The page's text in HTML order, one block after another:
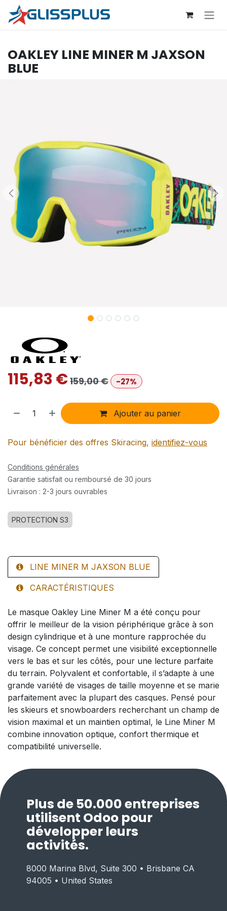
Se rendre au contenu
OAKLEY LINE MINER M JAXSON
BLUE
115,83€159,00€ -27%
Ajouter au panier
Pour bénéficier des offres Skiracing, identifiez-vous
Conditions générales
Garantie satisfait ou remboursé de 30 jours
Livraison : 2-3 jours ouvrables
PROTECTION S3
LINE MINER M JAXSON BLUE
CARACTÉRISTIQUES
Le masque Oakley Line Miner M a été conçu pour
offrir le meilleur de la vision périphérique grâce à son
design cylindrique et à une monture rapprochée du
visage. Ce concept permet une visibilité exceptionnelle
vers le bas et sur les côtés, pour une lecture parfaite
du terrain. Polyvalent et confortable, il s’adapte à une
grande variété de visages de taille moyenne et se marie
parfaitement avec la plupart des casques. Pensé pour
les skieurs et snowboarders recherchant un champ de
vision maximal et un maintien optimal, le Line Miner M
combine innovation optique, confort thermique et
compatibilité universelle.
Plus de 50.000 entreprises
utilisent Odoo pour
développer leurs
activités.
8000 Marina Blvd, Suite 300 • Brisbane CA
94005 • United States